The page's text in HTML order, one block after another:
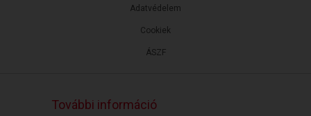
ÁSZF
Adatvédelem
Cookiek
További információ